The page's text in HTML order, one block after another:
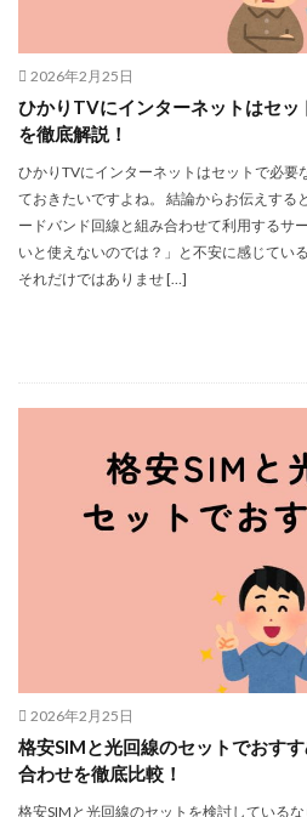
2026年2月25日
ひかりTVにインターネットはセッ
を徹底解説！
ひかりTVにインターネットはセットで必要
ておきたいですよね。 結論からお伝えする
ードバンド回線と組み合わせて利用するサ
いと使えないのでは？」と不安に感じてい
それだけではありませ […]
2026年2月25日
格安SIMと光回線のセットでおす
合わせを徹底比較！
格安SIMと光回線のセットを検討している